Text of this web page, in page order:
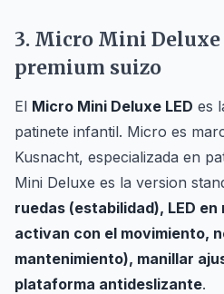
3. Micro Mini
premium suizo
El Micro Mini Deluxe LED es
patinete infantil. Micro es
Kusnacht, especializada en
Mini Deluxe es la version
ruedas (estabilidad), LED
activan con el movimiento,
mantenimiento), manillar
plataforma antideslizante.